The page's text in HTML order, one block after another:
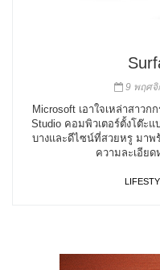
9 พฤศจิ
Microsoft เอาใจเหล่าสาว
Studio คอมพิวเตอร์ตั้งโต๊ะแ
บางและดีไซน์ที่สวยหรู มาพ
ความละเอีย